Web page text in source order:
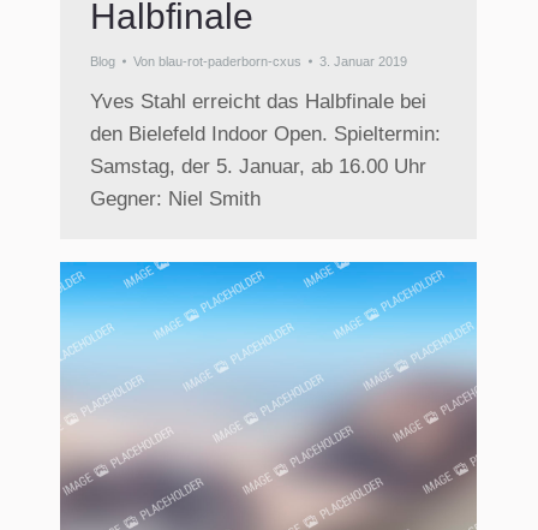
Halbfinale
Blog Von blau-rot-paderborn-cxus 3. Januar 2019
Yves Stahl erreicht das Halbfinale bei
den Bielefeld Indoor Open. Spieltermin:
Samstag, der 5. Januar, ab 16.00 Uhr
Gegner: Niel Smith